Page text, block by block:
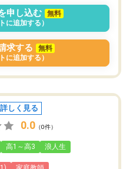
申し込む
無料
に追加する）
求する
無料
に追加する）
詳しく見る
0.0 （0件）
高1～高3 浪人生